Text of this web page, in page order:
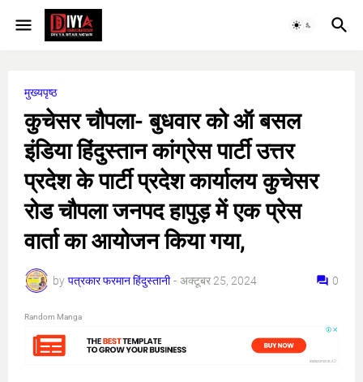
मुख्यपृष्ठ
कुचेसर चौपला- बुधवार को ऑ बसल
इंडिया हिंदुस्तान कांग्रेस पार्टी उत्तर
प्रदेश के पार्टी प्रदेश कार्यालय कुचेसर
रोड चौपला जनपद हापुड़ में एक प्रेस
वार्ता का आयोजन किया गया,
by पत्रकार फरमान हिंदुस्तानी - अक्टूबर 25, 2024 0
Random Manga